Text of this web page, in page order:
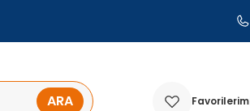
ARA Favorilerim